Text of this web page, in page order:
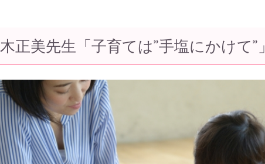
正美先生「子育ては”手塩にかけて”」